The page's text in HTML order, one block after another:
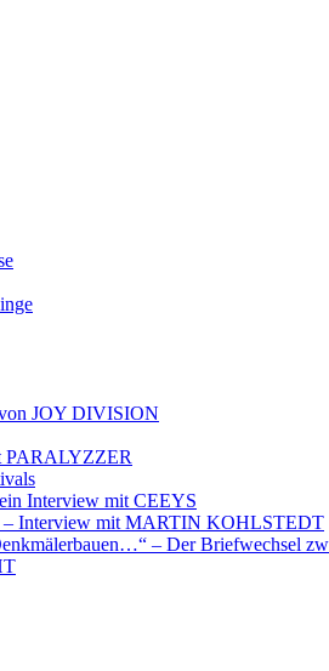
von JOY DIVISION
PARALYZZER
Interview mit CEEYS
– Interview mit MARTIN KOHLSTEDT
– Der Briefwechsel